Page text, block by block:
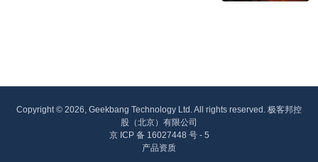
Copyright © 2026, Geekbang Technology Ltd. All rights reserved. 极客邦控
股（北京）有限公司
京 ICP 备 16027448 号 - 5
产品资质